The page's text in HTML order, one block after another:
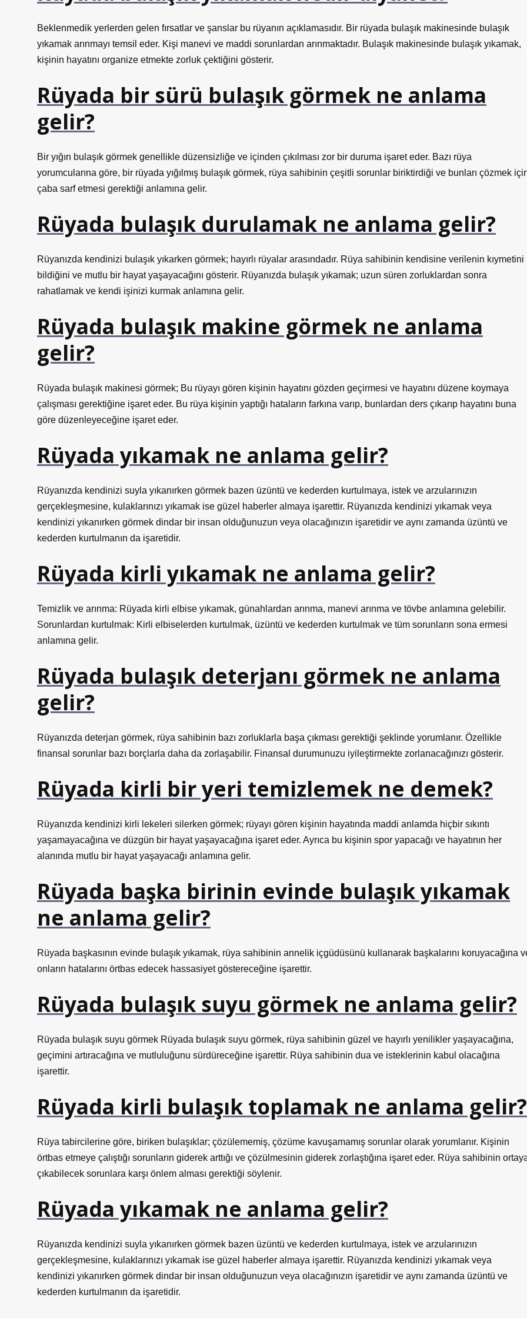
Beklenmedik yerlerden gelen fırsatlar ve şanslar bu rüyanın açıklamasıdır. Bir rüyada bulaşık makinesinde bulaşık
yıkamak arınmayı temsil eder. Kişi manevi ve maddi sorunlardan arınmaktadır. Bulaşık makinesinde bulaşık yıkamak,
kişinin hayatını organize etmekte zorluk çektiğini gösterir.
Rüyada bir sürü bulaşık görmek ne anlama
gelir?
Bir yığın bulaşık görmek genellikle düzensizliğe ve içinden çıkılması zor bir duruma işaret eder. Bazı rüya
yorumcularına göre, bir rüyada yığılmış bulaşık görmek, rüya sahibinin çeşitli sorunlar biriktirdiği ve bunları çözmek
çaba sarf etmesi gerektiği anlamına gelir.
Rüyada bulaşık durulamak ne anlama gelir?
Rüyanızda kendinizi bulaşık yıkarken görmek; hayırlı rüyalar arasındadır. Rüya sahibinin kendisine verilenin kıymetini
bildiğini ve mutlu bir hayat yaşayacağını gösterir. Rüyanızda bulaşık yıkamak; uzun süren zorluklardan sonra
rahatlamak ve kendi işinizi kurmak anlamına gelir.
Rüyada bulaşık makine görmek ne anlama
gelir?
Rüyada bulaşık makinesi görmek; Bu rüyayı gören kişinin hayatını gözden geçirmesi ve hayatını düzene koymaya
çalışması gerektiğine işaret eder. Bu rüya kişinin yaptığı hataların farkına varıp, bunlardan ders çıkarıp hayatını buna
göre düzenleyeceğine işaret eder.
Rüyada yıkamak ne anlama gelir?
Rüyanızda kendinizi suyla yıkanırken görmek bazen üzüntü ve kederden kurtulmaya, istek ve arzularınızın
gerçekleşmesine, kulaklarınızı yıkamak ise güzel haberler almaya işarettir. Rüyanızda kendinizi yıkamak veya
kendinizi yıkanırken görmek dindar bir insan olduğunuzun veya olacağınızın işaretidir ve aynı zamanda üzüntü ve
kederden kurtulmanın da işaretidir.
Rüyada kirli yıkamak ne anlama gelir?
Temizlik ve arınma: Rüyada kirli elbise yıkamak, günahlardan arınma, manevi arınma ve tövbe anlamına gelebilir.
Sorunlardan kurtulmak: Kirli elbiselerden kurtulmak, üzüntü ve kederden kurtulmak ve tüm sorunların sona ermesi
anlamına gelir.
Rüyada bulaşık deterjanı görmek ne anlama
gelir?
Rüyanızda deterjan görmek, rüya sahibinin bazı zorluklarla başa çıkması gerektiği şeklinde yorumlanır. Özellikle
finansal sorunlar bazı borçlarla daha da zorlaşabilir. Finansal durumunuzu iyileştirmekte zorlanacağınızı gösterir.
Rüyada kirli bir yeri temizlemek ne demek?
Rüyanızda kendinizi kirli lekeleri silerken görmek; rüyayı gören kişinin hayatında maddi anlamda hiçbir sıkıntı
yaşamayacağına ve düzgün bir hayat yaşayacağına işaret eder. Ayrıca bu kişinin spor yapacağı ve hayatının her
alanında mutlu bir hayat yaşayacağı anlamına gelir.
Rüyada başka birinin evinde bulaşık yıkamak
ne anlama gelir?
Rüyada başkasının evinde bulaşık yıkamak, rüya sahibinin annelik içgüdüsünü kullanarak başkalarını koruyacağına
onların hatalarını örtbas edecek hassasiyet göstereceğine işarettir.
Rüyada bulaşık suyu görmek ne anlama gelir?
Rüyada bulaşık suyu görmek Rüyada bulaşık suyu görmek, rüya sahibinin güzel ve hayırlı yenilikler yaşayacağına,
geçimini artıracağına ve mutluluğunu sürdüreceğine işarettir. Rüya sahibinin dua ve isteklerinin kabul olacağına
işarettir.
Rüyada kirli bulaşık toplamak ne anlama gelir?
Rüya tabircilerine göre, biriken bulaşıklar; çözülememiş, çözüme kavuşamamış sorunlar olarak yorumlanır. Kişinin
örtbas etmeye çalıştığı sorunların giderek arttığı ve çözülmesinin giderek zorlaştığına işaret eder. Rüya sahibinin
çıkabilecek sorunlara karşı önlem alması gerektiği söylenir.
Rüyada yıkamak ne anlama gelir?
Rüyanızda kendinizi suyla yıkanırken görmek bazen üzüntü ve kederden kurtulmaya, istek ve arzularınızın
gerçekleşmesine, kulaklarınızı yıkamak ise güzel haberler almaya işarettir. Rüyanızda kendinizi yıkamak veya
kendinizi yıkanırken görmek dindar bir insan olduğunuzun veya olacağınızın işaretidir ve aynı zamanda üzüntü ve
kederden kurtulmanın da işaretidir.